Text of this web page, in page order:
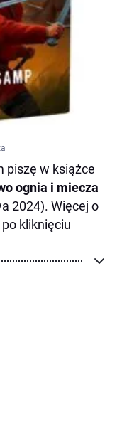
piszę w książce
ognia i miecza
2024). Więcej o
kliknięciu